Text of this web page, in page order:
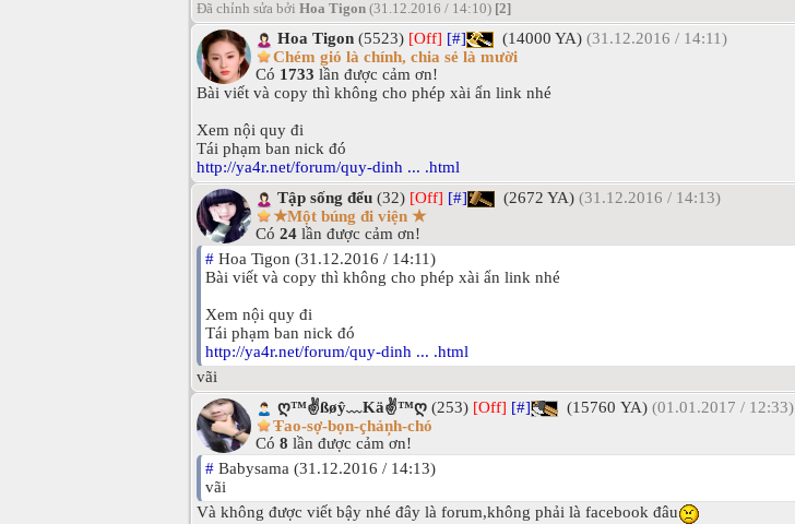
Đã chỉnh sửa bởi Hoa Tigon (31.12.2016 / 14:10) [2]
Hoa Tigon (5523) [Off] [#] (14000 YA) (31.12.2016 / 14:11)
Chém gió là chính, chia sẻ là mười
Có 1733 lần được cảm ơn!
Bài viết và copy thì không cho phép xài ẩn link nhé
Xem nội quy đi
Tái phạm ban nick đó
http://ya4r.net/forum/quy-dinh ... .html
Tập sống đểu (32) [Off] [#] (2672 YA) (31.12.2016 / 14:13)
★Một búng đi viện ★
Có 24 lần được cảm ơn!
# Hoa Tigon (31.12.2016 / 14:11)
Bài viết và copy thì không cho phép xài ẩn link nhé
Xem nội quy đi
Tái phạm ban nick đó
http://ya4r.net/forum/quy-dinh ... .html
vãi
ღ™✌ßøŷ﹏Kä✌™ღ (253) [Off] [#] (15760 YA) (01.01.2017 / 12:33)
Ŧao-sợ-bọn-çhảņh-chó
Có 8 lần được cảm ơn!
# Babysama (31.12.2016 / 14:13)
vãi
Và không được viết bậy nhé đây là forum,không phải là facebook đâu